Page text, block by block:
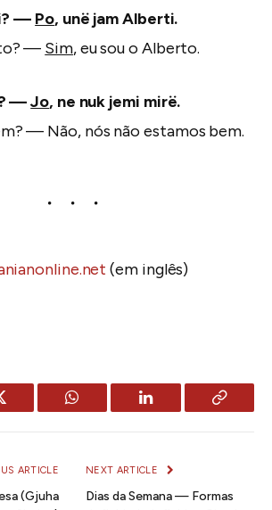
— Po, unë jam Alberti.
— Sim, eu sou o Alberto.
—Jo, ne nuk jemi mirë.
— Não, nós não estamos bem.
(em inglês)
WhatsApp LinkedIn
Copy
ARTICLE
(Gjuha
NEXT ARTICLE
Dias da Semana — Formas